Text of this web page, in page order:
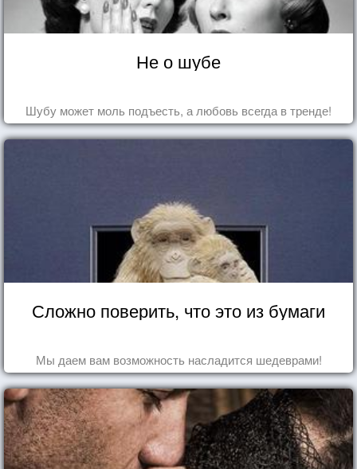
Не о шубе
Шубу может моль подъесть, а любовь всегда в тренде!
Сложно поверить, что это из бумаги
Мы даем вам возможность насладится шедеврами!